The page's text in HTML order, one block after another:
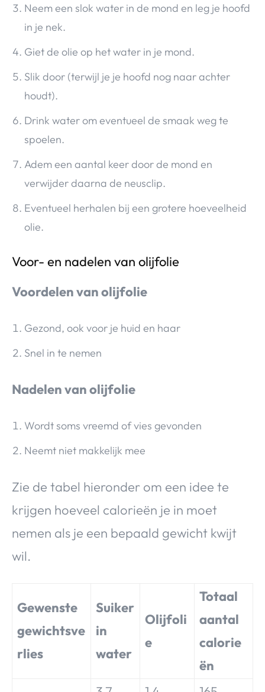
Neem een slok water in de mond en leg je hoofd
in je nek.
Giet de olie op het water in je mond.
Slik door (terwijl je je hoofd nog naar achter
houdt).
Drink water om eventueel de smaak weg te
spoelen.
Adem een aantal keer door de mond en
verwijder daarna de neusclip.
Eventueel herhalen bij een grotere hoeveelheid
olie.
Voor- en nadelen van olijfolie
Voordelen van olijfolie
Gezond, ook voor je huid en haar
Snel in te nemen
Nadelen van olijfolie
Wordt soms vreemd of vies gevonden
Neemt niet makkelijk mee
Zie de tabel hieronder om een idee te
krijgen hoeveel calorieën je in moet
nemen als je een bepaald gewicht kwijt
wil.
Gewenste
gewichtsve
rlies
Suiker
in
water
Olijfoli
e
Totaal
aantal
calorie
ën